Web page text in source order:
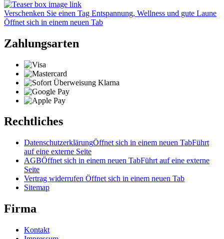
Verschenken Sie einen Tag Entspannung, Wellness und gute Laune
Öffnet sich in einem neuen Tab
Zahlungsarten
Rechtliches
DatenschutzerklärungÖffnet sich in einem neuen TabFührt
auf eine externe Seite
AGBÖffnet sich in einem neuen TabFührt auf eine externe
Seite
Vertrag widerrufen Öffnet sich in einem neuen Tab
Sitemap
Firma
Kontakt